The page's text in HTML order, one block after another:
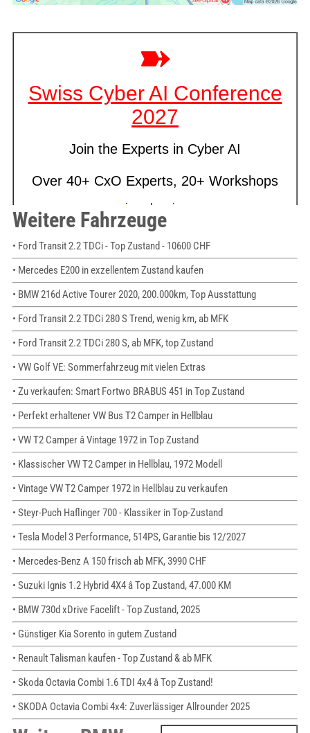
Weitere Fahrzeuge
• Ford Transit 2.2 TDCi - Top Zustand - 10600 CHF
• Mercedes E200 in exzellentem Zustand kaufen
• BMW 216d Active Tourer 2020, 200.000km, Top Ausstattung
• Ford Transit 2.2 TDCi 280 S Trend, wenig km, ab MFK
• Ford Transit 2.2 TDCi 280 S, ab MFK, top Zustand
• VW Golf VE: Sommerfahrzeug mit vielen Extras
• Zu verkaufen: Smart Fortwo BRABUS 451 in Top Zustand
• Perfekt erhaltener VW Bus T2 Camper in Hellblau
• VW T2 Camper â Vintage 1972 in Top Zustand
• Klassischer VW T2 Camper in Hellblau, 1972 Modell
• Vintage VW T2 Camper 1972 in Hellblau zu verkaufen
• Steyr-Puch Haflinger 700 - Klassiker in Top-Zustand
• Tesla Model 3 Performance, 514PS, Garantie bis 12/2027
• Mercedes-Benz A 150 frisch ab MFK, 3990 CHF
• Suzuki Ignis 1.2 Hybrid 4X4 â Top Zustand, 47.000 KM
• BMW 730d xDrive Facelift - Top Zustand, 2025
• Günstiger Kia Sorento in gutem Zustand
• Renault Talisman kaufen - Top Zustand & ab MFK
• Skoda Octavia Combi 1.6 TDI 4x4 â Top Zustand!
• SKODA Octavia Combi 4x4: Zuverlässiger Allrounder 2025